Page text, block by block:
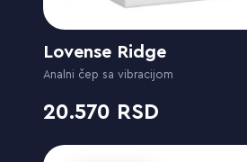
Lovense Ridge
Analni čep sa vibracijom
20.570